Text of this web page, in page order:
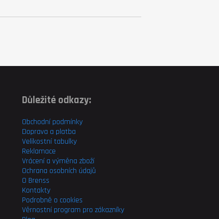
Důležité odkazy:
Obchodní podmínky
Doprava a platba
Velikostní tabulky
Reklamace
Vrácení a výměna zboží
Ochrana osobních údajů
O Brenss
Kontakty
Podrobně o cookies
Věrnostní program pro zákazníky